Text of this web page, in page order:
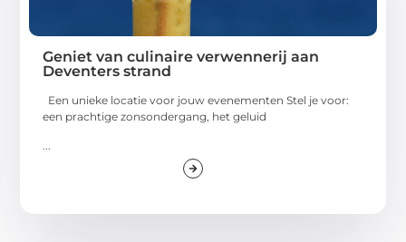
Geniet van culinaire verwennerij aan
Deventers strand
Een unieke locatie voor jouw evenementen Stel je voor:
een prachtige zonsondergang, het geluid